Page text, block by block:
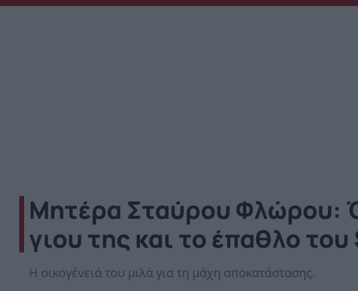
Μητέρα Σταύρου Φλώρου:
γιου της και το έπαθλο
Η οικογένειά του μιλά για τη μάχη αποκατάστασης.